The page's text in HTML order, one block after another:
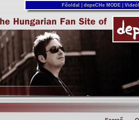
Főoldal depeCHe MODE